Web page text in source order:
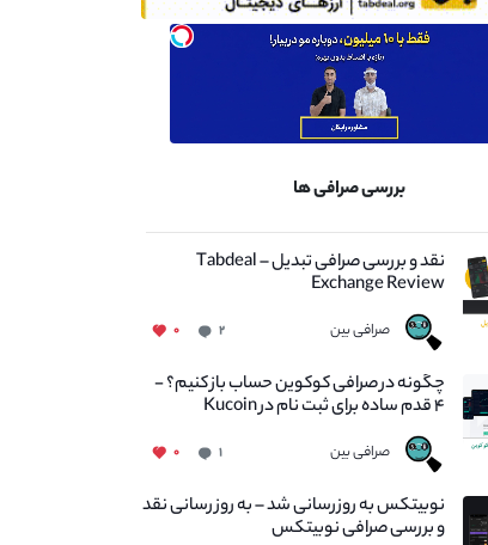
بررسی صرافی ها
نقد و بررسی صرافی تبدیل – Tabdeal
Exchange Review
صرافی بین ۲ ۰
چگونه در صرافی کوکوین حساب باز کنیم؟ -
۴ قدم ساده برای ثبت نام در Kucoin
صرافی بین ۱ ۰
نوبیتکس به روزرسانی شد – به روز رسانی نقد
و بررسی صرافی نوبیتکس